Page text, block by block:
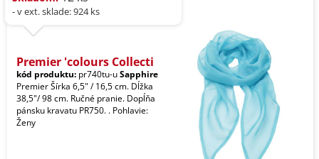
- v ext. sklade: 924 ks
Premier 'colours Collecti
kód produktu: pr740tu-uSapphire
Premier Šírka 6,5" / 16,5 cm. Dĺžka
38,5"/ 98 cm. Ručné pranie. Dopĺňa
pánsku kravatu PR750. . Pohlavie:
Ženy